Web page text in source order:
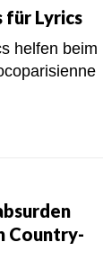
für Lyrics
helfen beim
Country-